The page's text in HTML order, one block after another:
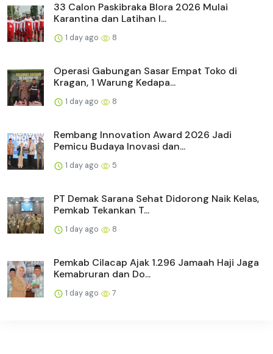
33 Calon Paskibraka Blora 2026 Mulai
Karantina dan Latihan I...
1 day ago 8
Operasi Gabungan Sasar Empat Toko di
Kragan, 1 Warung Kedapa...
1 day ago 8
Rembang Innovation Award 2026 Jadi
Pemicu Budaya Inovasi dan...
1 day ago 5
PT Demak Sarana Sehat Didorong Naik Kelas,
Pemkab Tekankan T...
1 day ago 8
Pemkab Cilacap Ajak 1.296 Jamaah Haji Jaga
Kemabruran dan Do...
1 day ago 7